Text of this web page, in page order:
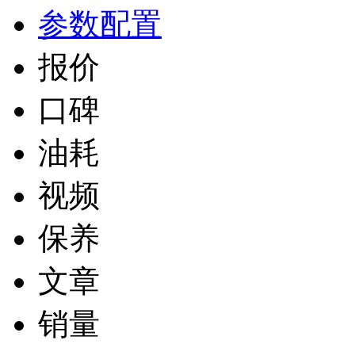
参数配置
报价
口碑
油耗
视频
保养
文章
销量